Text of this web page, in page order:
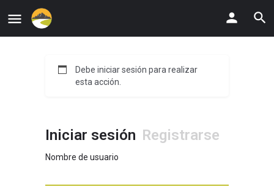
Debe iniciar sesión para realizar
esta acción.
Iniciar sesión Registrarse
Nombre de usuario